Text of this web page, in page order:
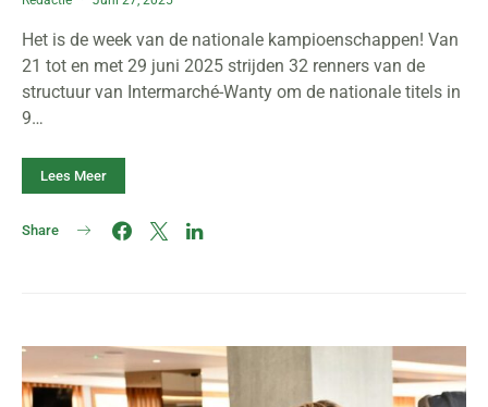
Het is de week van de nationale kampioenschappen! Van
21 tot en met 29 juni 2025 strijden 32 renners van de
structuur van Intermarché-Wanty om de nationale titels in
9…
Lees Meer
Share